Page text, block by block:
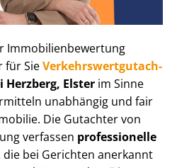
Im­mo­bi­li­en­be­wer­tung
für SieVer­kehrs­wert­gut­ach­
Herzberg, Elster im Sinne
unabhängig und fair
Die Gutachter von
verfassen professionelle
die bei Gerichten anerkannt